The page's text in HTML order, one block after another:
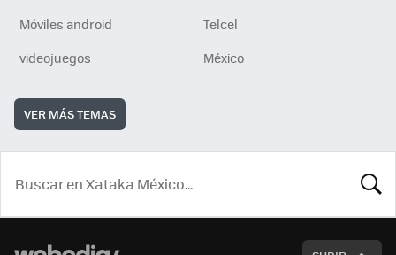
Móviles android
Telcel
videojuegos
México
VER MÁS TEMAS